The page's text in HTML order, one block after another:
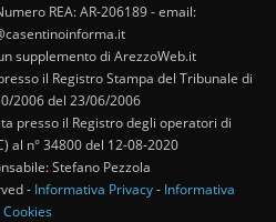
REA: AR-206189 - email:
supplemento di ArezzoWeb.it
il Registro Stampa del Tribunale di
2006 del 23/06/2006
presso il Registro degli operatori di
al n° 34800 del 12-08-2020
Stefano Pezzola
- Informativa Privacy- Informativa
Cookies